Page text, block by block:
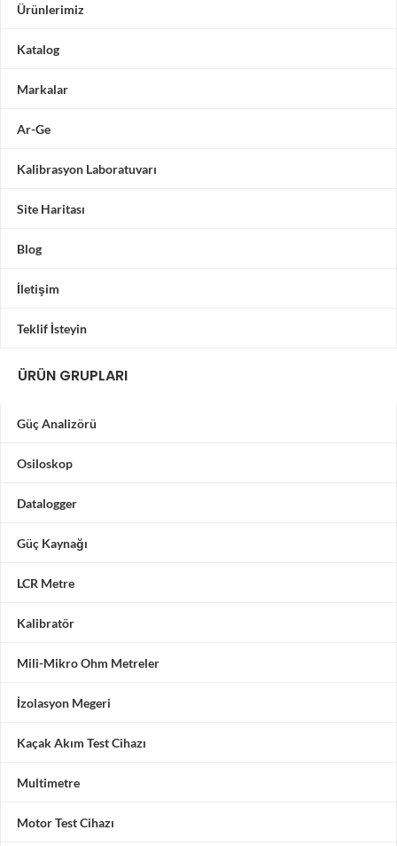
Ürünlerimiz
Katalog
Markalar
Ar-Ge
Kalibrasyon Laboratuvarı
Site Haritası
Blog
İletişim
Teklif İsteyin
ÜRÜN GRUPLARI
Güç Analizörü
Osiloskop
Datalogger
Güç Kaynağı
LCR Metre
Kalibratör
Mili-Mikro Ohm Metreler
İzolasyon Megeri
Kaçak Akım Test Cihazı
Multimetre
Motor Test Cihazı